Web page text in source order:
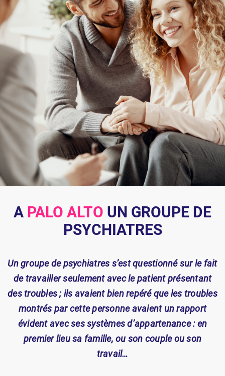
A PALO ALTO UN GROUPE DE
PSYCHIATRES
Un groupe de psychiatres s’est questionné sur le fait
de travailler seulement avec le patient présentant
des troubles ; ils avaient bien repéré que les troubles
montrés par cette personne avaient un rapport
évident avec ses systèmes d’appartenance : en
premier lieu sa famille, ou son couple ou son
travail…